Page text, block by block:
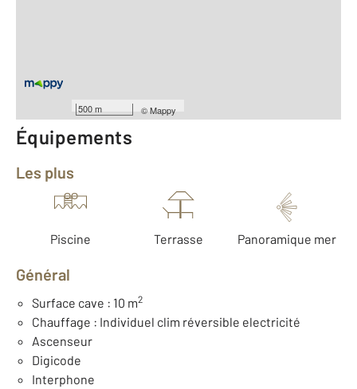
500 m ©Mappy
Année construction : 2000
Équipements
Les plus
Piscine Terrasse Panoramique mer
Général
Surface cave : 10 m2
Chauffage : Individuel clim réversible electricité
Ascenseur
Digicode
Interphone